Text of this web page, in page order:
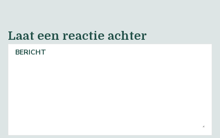
Laat een reactie achter
BERICHT